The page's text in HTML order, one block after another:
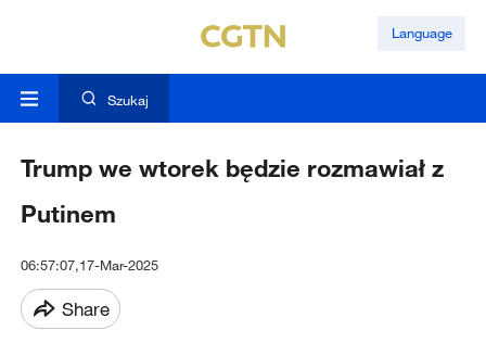
Language
Szukaj
Trump we wtorek będzie rozmawiał z
Putinem
06:57:07,17-Mar-2025
Share